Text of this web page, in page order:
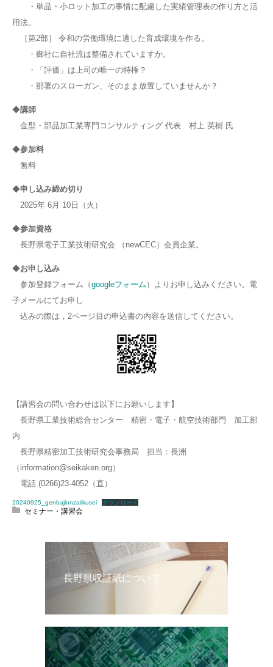
・単品・小ロット加工の事情に配慮した実績管理表の作り方と活
用法。
［第2部］ 令和の労働環境に適した育成環境を作る。
・御社に自社流は整備されていますか。
・「評価」は上司の唯一の特権？
・部署のスローガン、そのまま放置していませんか？
◆講師
金型・部品加工業専門コンサルティング 代表 村上 英樹 氏
◆参加料
無料
◆申し込み締め切り
2025年 6月 10日（火）
◆参加資格
長野県電子工業技術研究会 （newCEC）会員企業。
◆お申し込み
参加登録フォーム（googleフォーム ）よりお申し込みください。電
子メールにてお申し
込みの際は，2ページ目の申込書の内容を送信してください。
【講習会の問い合わせは以下にお願いします】
長野県工業技術総合センター 精密・電子・航空技術部門 加工部
内
長野県精密加工技術研究会事務局 担当：長洲
（information@seikaken.org）
電話 (0266)23-4052（直）
20240925_genbajinnzaiikusei ダウンロード
セミナー・講習会
長野県収証紙について